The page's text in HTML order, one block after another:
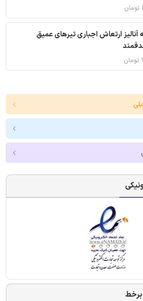
آنالیز ارتعاش اجباری تیرهای عمیق
برخط